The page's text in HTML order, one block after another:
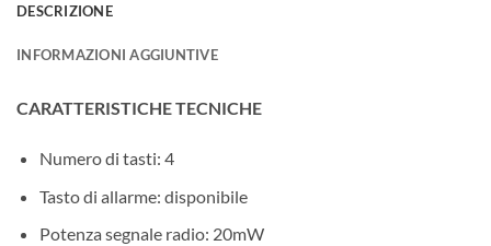
DESCRIZIONE
INFORMAZIONI AGGIUNTIVE
CARATTERISTICHE TECNICHE
Numero di tasti: 4
Tasto di allarme: disponibile
Potenza segnale radio: 20mW